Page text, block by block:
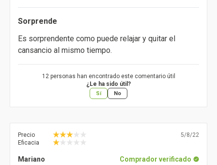
Sorprende
Es sorprendente como puede relajar y quitar el
cansancio al mismo tiempo.
12 personas han encontrado este comentario útil
¿Le ha sido útil?
Sí No
Precio
Eficacia
5/8/22
Mariano Comprador verificado